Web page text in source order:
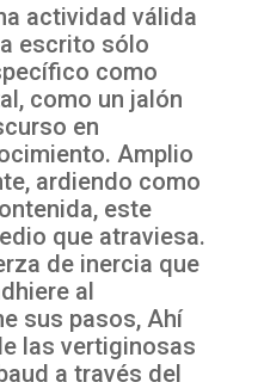
actividad válida
escrito sólo
como
como un jalón
en
Amplio
ardiendo como
este
que atraviesa.
de inercia que
al
sus pasos, Ahí
las vertiginosas
a través del